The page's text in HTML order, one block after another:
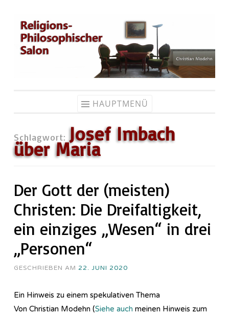
Zum
Inhalt
springen
HAUPTMENÜ
Schlagwort: Josef Imbach
über Maria
Der Gott der (meisten)
Christen: Die Dreifaltigkeit,
ein einziges „Wesen“ in drei
„Personen“
GESCHRIEBEN AM 22. JUNI 2020
Ein Hinweis zu einem spekulativen Thema
Von Christian Modehn (Siehe auch meinen Hinweis zum